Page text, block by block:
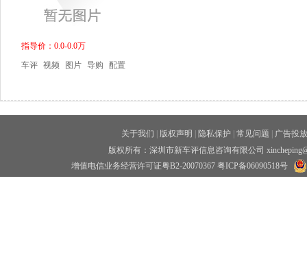
指导价：0.0-0.0万
车评 视频 图片 导购 配置
关于我们 版权声明 隐私保护 常见问题
广告投放
版权所有：深圳市新车评信息咨询有限公司
增值电信业务经营许可证粤B2-20070367 粤ICP备06090518号